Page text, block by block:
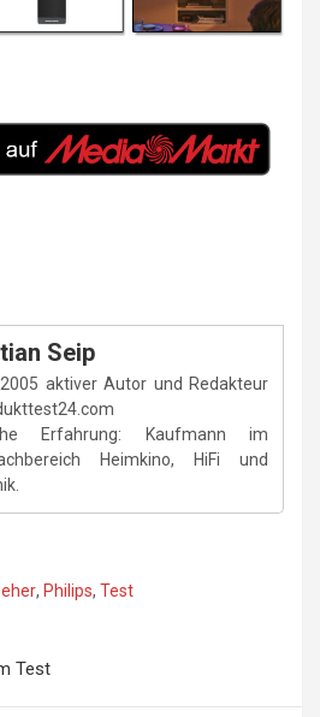
Seip
aktiver Autor und Redakteur
Erfahrung: Kaufmann im
Heimkino, HiFi und
, Philips, Test
Test